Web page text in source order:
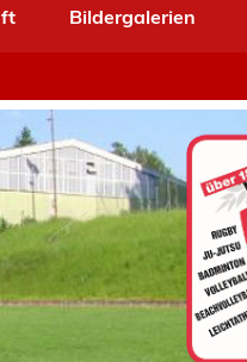
Bildergalerien